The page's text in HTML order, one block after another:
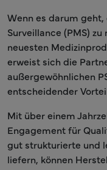
Wenn es darum
Surveillance (PMS)
neuesten
erweist sich die
außergewöhnlichen
entscheidender
Mit über einem
Engagement für
gut strukturierte und
liefern, können